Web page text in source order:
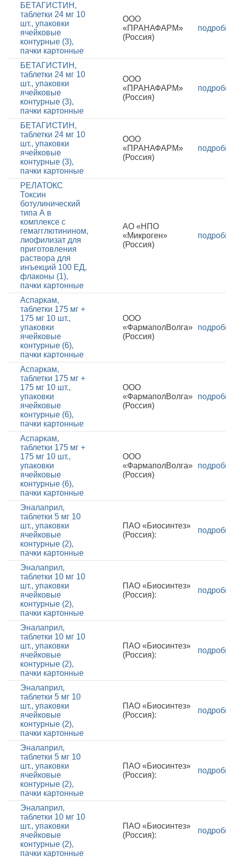
БЕТАГИСТИН,
таблетки 24 мг 10
шт., упаковки
ячейковые
контурные (3),
пачки картонные
ООО
«ПРАНАФАРМ»
(Россия)
БЕТАГИСТИН,
таблетки 24 мг 10
шт., упаковки
ячейковые
контурные (3),
пачки картонные
ООО
«ПРАНАФАРМ»
(Россия)
БЕТАГИСТИН,
таблетки 24 мг 10
шт., упаковки
ячейковые
контурные (3),
пачки картонные
ООО
«ПРАНАФАРМ»
(Россия)
РЕЛАТОКС
Токсин
ботулинический
типа А в
комплексе с
гемагглютинином,
лиофилизат для
приготовления
раствора для
инъекций 100 ЕД,
флаконы (1),
пачки картонные
АО «НПО
«Микроген»
(Россия)
Аспаркам,
таблетки 175 мг +
175 мг 10 шт.,
упаковки
ячейковые
контурные (6),
пачки картонные
ООО
«ФармаполВолга»
(Россия)
Аспаркам,
таблетки 175 мг +
175 мг 10 шт.,
упаковки
ячейковые
контурные (6),
пачки картонные
ООО
«ФармаполВолга»
(Россия)
Аспаркам,
таблетки 175 мг +
175 мг 10 шт.,
упаковки
ячейковые
контурные (6),
пачки картонные
ООО
«ФармаполВолга»
(Россия)
Эналаприл,
таблетки 5 мг 10
шт., упаковки
ячейковые
контурные (2),
пачки картонные
ПАО «Биосинтез»
(Россия):
Эналаприл,
таблетки 10 мг 10
шт., упаковки
ячейковые
контурные (2),
пачки картонные
ПАО «Биосинтез»
(Россия):
Эналаприл,
таблетки 10 мг 10
шт., упаковки
ячейковые
контурные (2),
пачки картонные
ПАО «Биосинтез»
(Россия):
Эналаприл,
таблетки 5 мг 10
шт., упаковки
ячейковые
контурные (2),
пачки картонные
ПАО «Биосинтез»
(Россия):
Эналаприл,
таблетки 5 мг 10
шт., упаковки
ячейковые
контурные (2),
пачки картонные
ПАО «Биосинтез»
(Россия):
Эналаприл,
таблетки 10 мг 10
шт., упаковки
ячейковые
контурные (2),
пачки картонные
ПАО «Биосинтез»
(Россия):